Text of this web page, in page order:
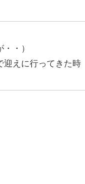
・）
迎えに行ってきた時